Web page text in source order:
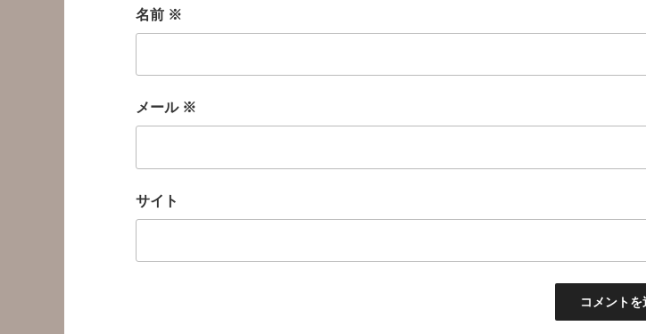
名前 ※
メール ※
サイト